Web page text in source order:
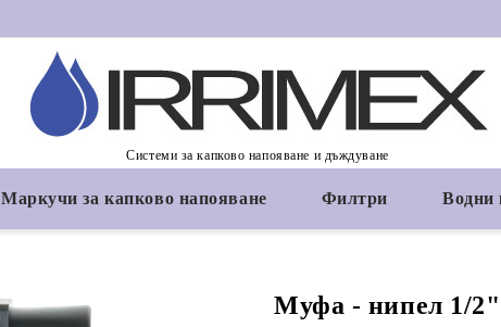
Системи за капково напояване и дъждуване
Маркучи за капково напояване Филтри Водни
Муфа - нипел 1/